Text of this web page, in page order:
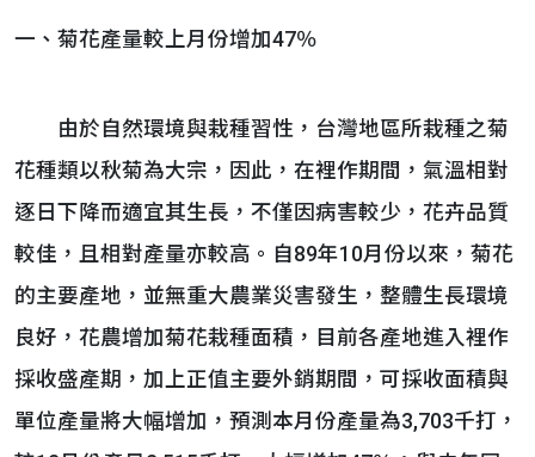
一、菊花產量較上月份增加47％
由於自然環境與栽種習性，台灣地區所栽種之菊
花種類以秋菊為大宗，因此，在裡作期間，氣溫相對
逐日下降而適宜其生長，不僅因病害較少，花卉品質
較佳，且相對產量亦較高。自89年10月份以來，菊花
的主要產地，並無重大農業災害發生，整體生長環境
良好，花農增加菊花栽種面積，目前各產地進入裡作
採收盛產期，加上正值主要外銷期間，可採收面積與
單位產量將大幅增加，預測本月份產量為3,703千打，